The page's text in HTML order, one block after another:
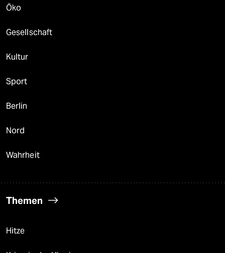
Öko
Gesellschaft
Kultur
Sport
Berlin
Nord
Wahrheit
Themen
Hitze